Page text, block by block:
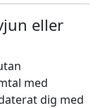
eller
med
dig med